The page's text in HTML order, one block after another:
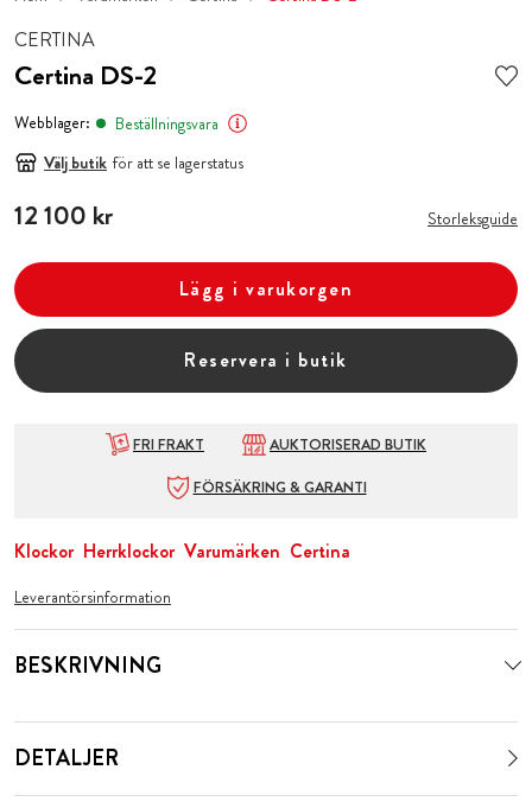
CERTINA
Certina DS-2
Webblager:
Beställningsvara
Välj butik för att se lagerstatus
Pris :12 100 kr
12 100 kr Storleksguide
Lägg i varukorgen
Reservera i butik
FRI FRAKT
AUKTORISERAD BUTIK
FÖRSÄKRING & GARANTI
Klockor Herrklockor Varumärken Certina
Leverantörsinformation
BESKRIVNING
DETALJER